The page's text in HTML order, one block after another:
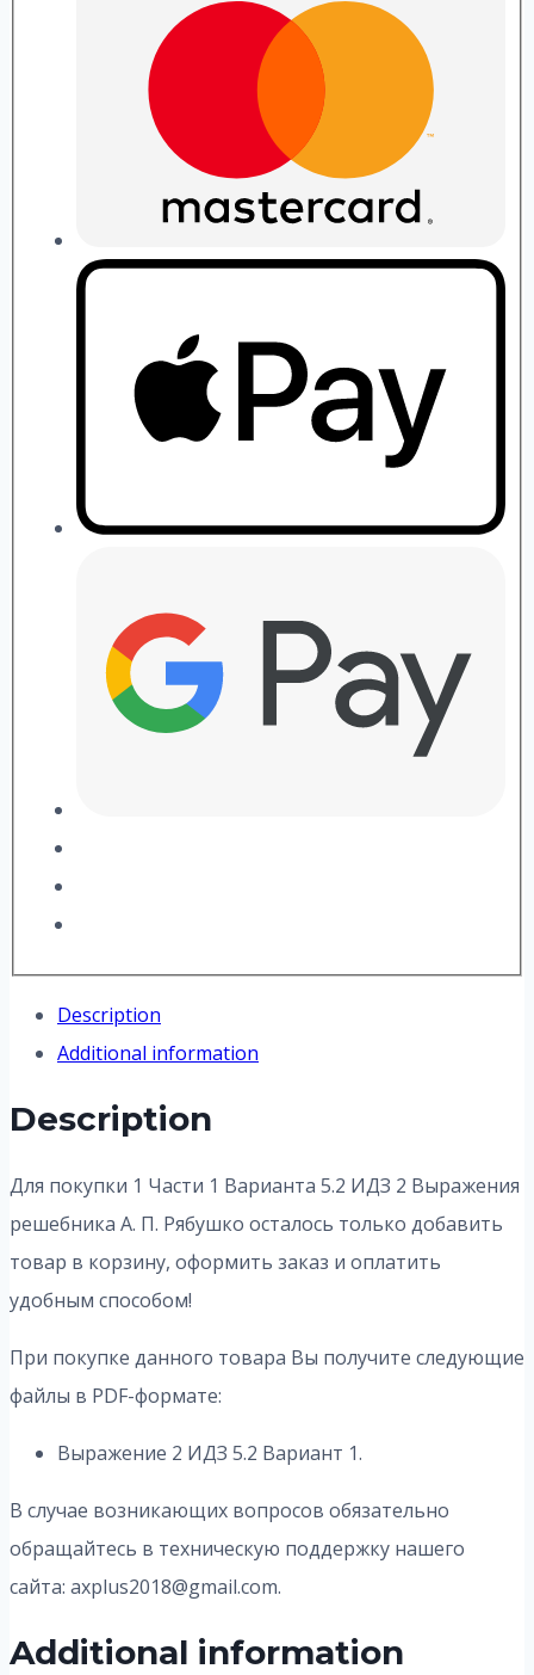
Description
Additional information
Description
Для покупки 1 Части 1 Варианта 5.2 ИДЗ 2 Выражения
решебника А. П. Рябушко осталось только добавить
товар в корзину, оформить заказ и оплатить
удобным способом!
При покупке данного товара Вы получите следующие
файлы в PDF-формате:
Выражение 2 ИДЗ 5.2 Вариант 1.
В случае возникающих вопросов обязательно
обращайтесь в техническую поддержку нашего
сайта: axplus2018@gmail.com.
Additional information